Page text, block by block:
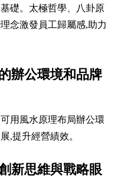
礎。太極哲學、八卦原
念激發員工歸屬感,助力
辦公環境和品牌
用風水原理布局辦公環
,提升經營績效。
新思維與戰略眼